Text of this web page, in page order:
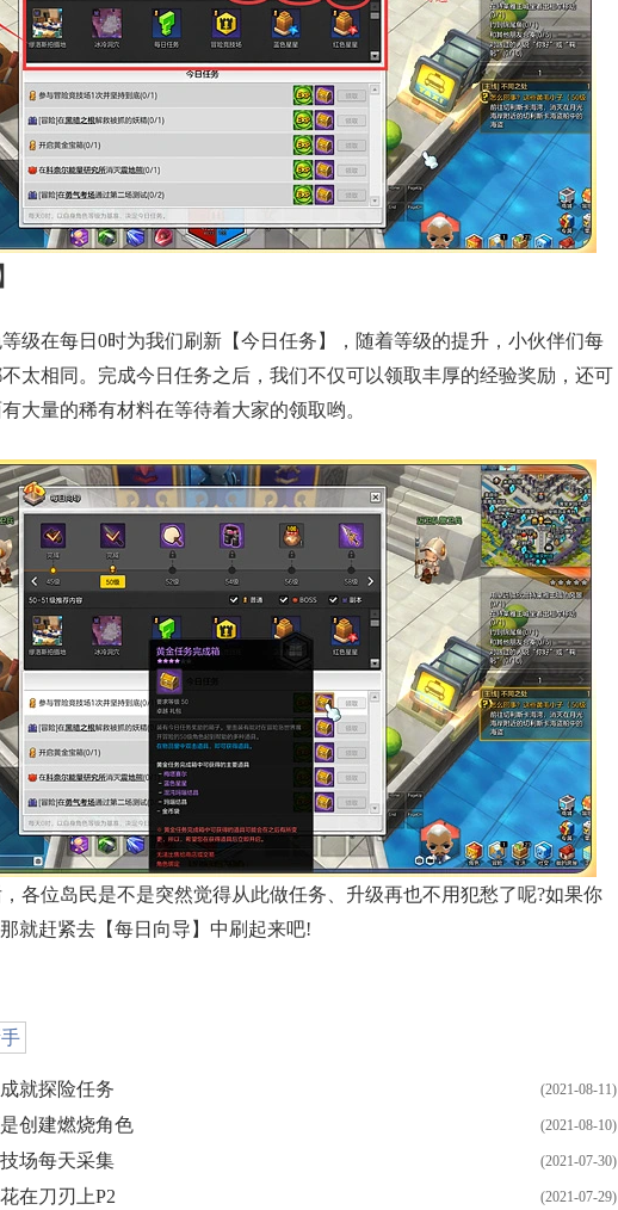
级在每日0时为我们刷新【今日任务】，随着等级的提升，小伙伴们每
太相同。完成今日任务之后，我们不仅可以领取丰厚的经验奖励，还可
大量的稀有材料在等待着大家的领取哟。
各位岛民是不是突然觉得从此做任务、升级再也不用犯愁了呢?如果你
就赶紧去【每日向导】中刷起来吧!
(2021-08-11)
就探险任务
(2021-08-10)
创建燃烧角色
(2021-07-30)
场每天采集
(2021-07-29)
在刀刃上P2